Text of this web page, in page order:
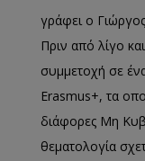
γράφει ο
Πριν από λίγο
συμμετοχή σε
Erasmus+, τα
διάφορες Μη
θεματολογία